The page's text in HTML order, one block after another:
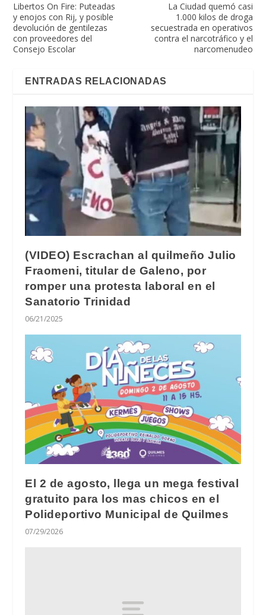
Libertos On Fire: Puteadas
y enojos con Rij, y posible
devolución de gentilezas
con proveedores del
Consejo Escolar
La Ciudad quemó casi
1.000 kilos de droga
secuestrada en operativos
contra el narcotráfico y el
narcomenudeo
ENTRADAS RELACIONADAS
(VIDEO) Escrachan al quilmeño Julio
Fraomeni, titular de Galeno, por
romper una protesta laboral en el
Sanatorio Trinidad
06/21/2025
El 2 de agosto, llega un mega festival
gratuito para los mas chicos en el
Polideportivo Municipal de Quilmes
07/29/2026